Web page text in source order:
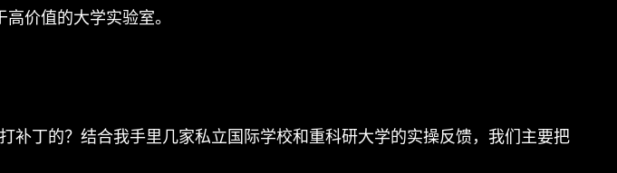
价值的大学实验室。
丁的？结合我手里几家私立国际学校和重科研大学的实操反馈，我们主要把